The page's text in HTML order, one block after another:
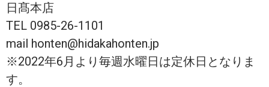
日髙本店
TEL 0985-26-1101
mail honten@hidakahonten.jp
※2022年6月より毎週水曜日は定休日となりま
す。